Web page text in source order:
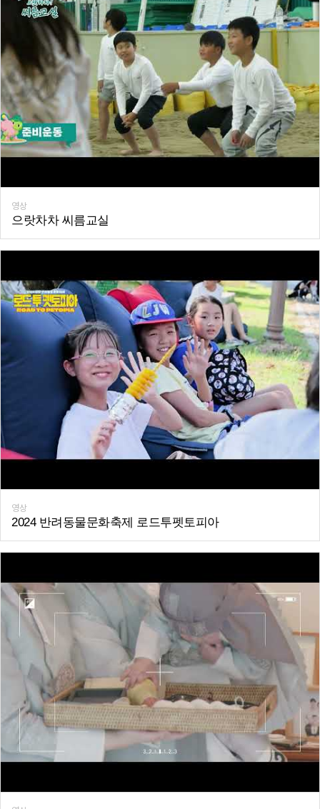
영상
으랏차차 씨름교실
영상
2024 반려동물문화축제 로드투펫토피아